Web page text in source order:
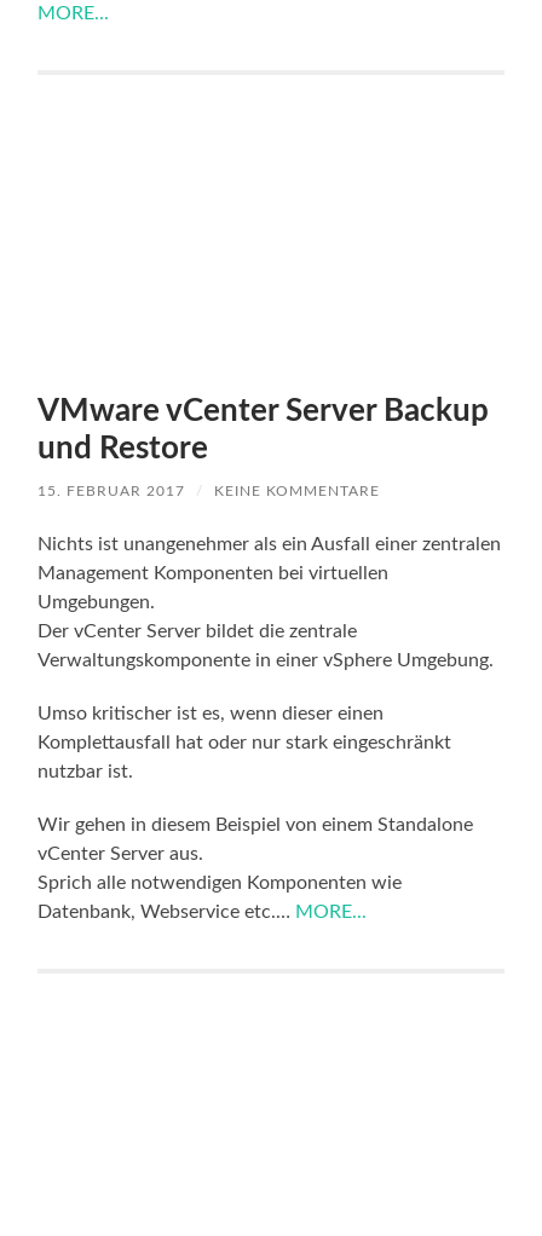
MORE...
VMware vCenter Server Backup
und Restore
15. FEBRUAR 2017 / KEINE KOMMENTARE
Nichts ist unangenehmer als ein Ausfall einer zentralen
Management Komponenten bei virtuellen
Umgebungen.
Der vCenter Server bildet die zentrale
Verwaltungskomponente in einer vSphere Umgebung.
Umso kritischer ist es, wenn dieser einen
Komplettausfall hat oder nur stark eingeschränkt
nutzbar ist.
Wir gehen in diesem Beispiel von einem Standalone
vCenter Server aus.
Sprich alle notwendigen Komponenten wie
Datenbank, Webservice etc.… MORE...